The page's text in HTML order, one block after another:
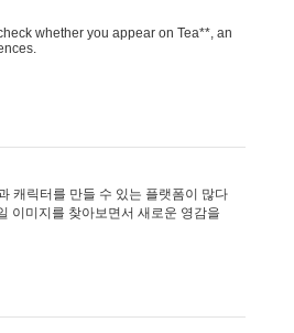
whether you appear on Tea**, an
캐릭터를 만들 수 있는 플랫폼이 많다
이미지를 찾아보면서 새로운 영감을